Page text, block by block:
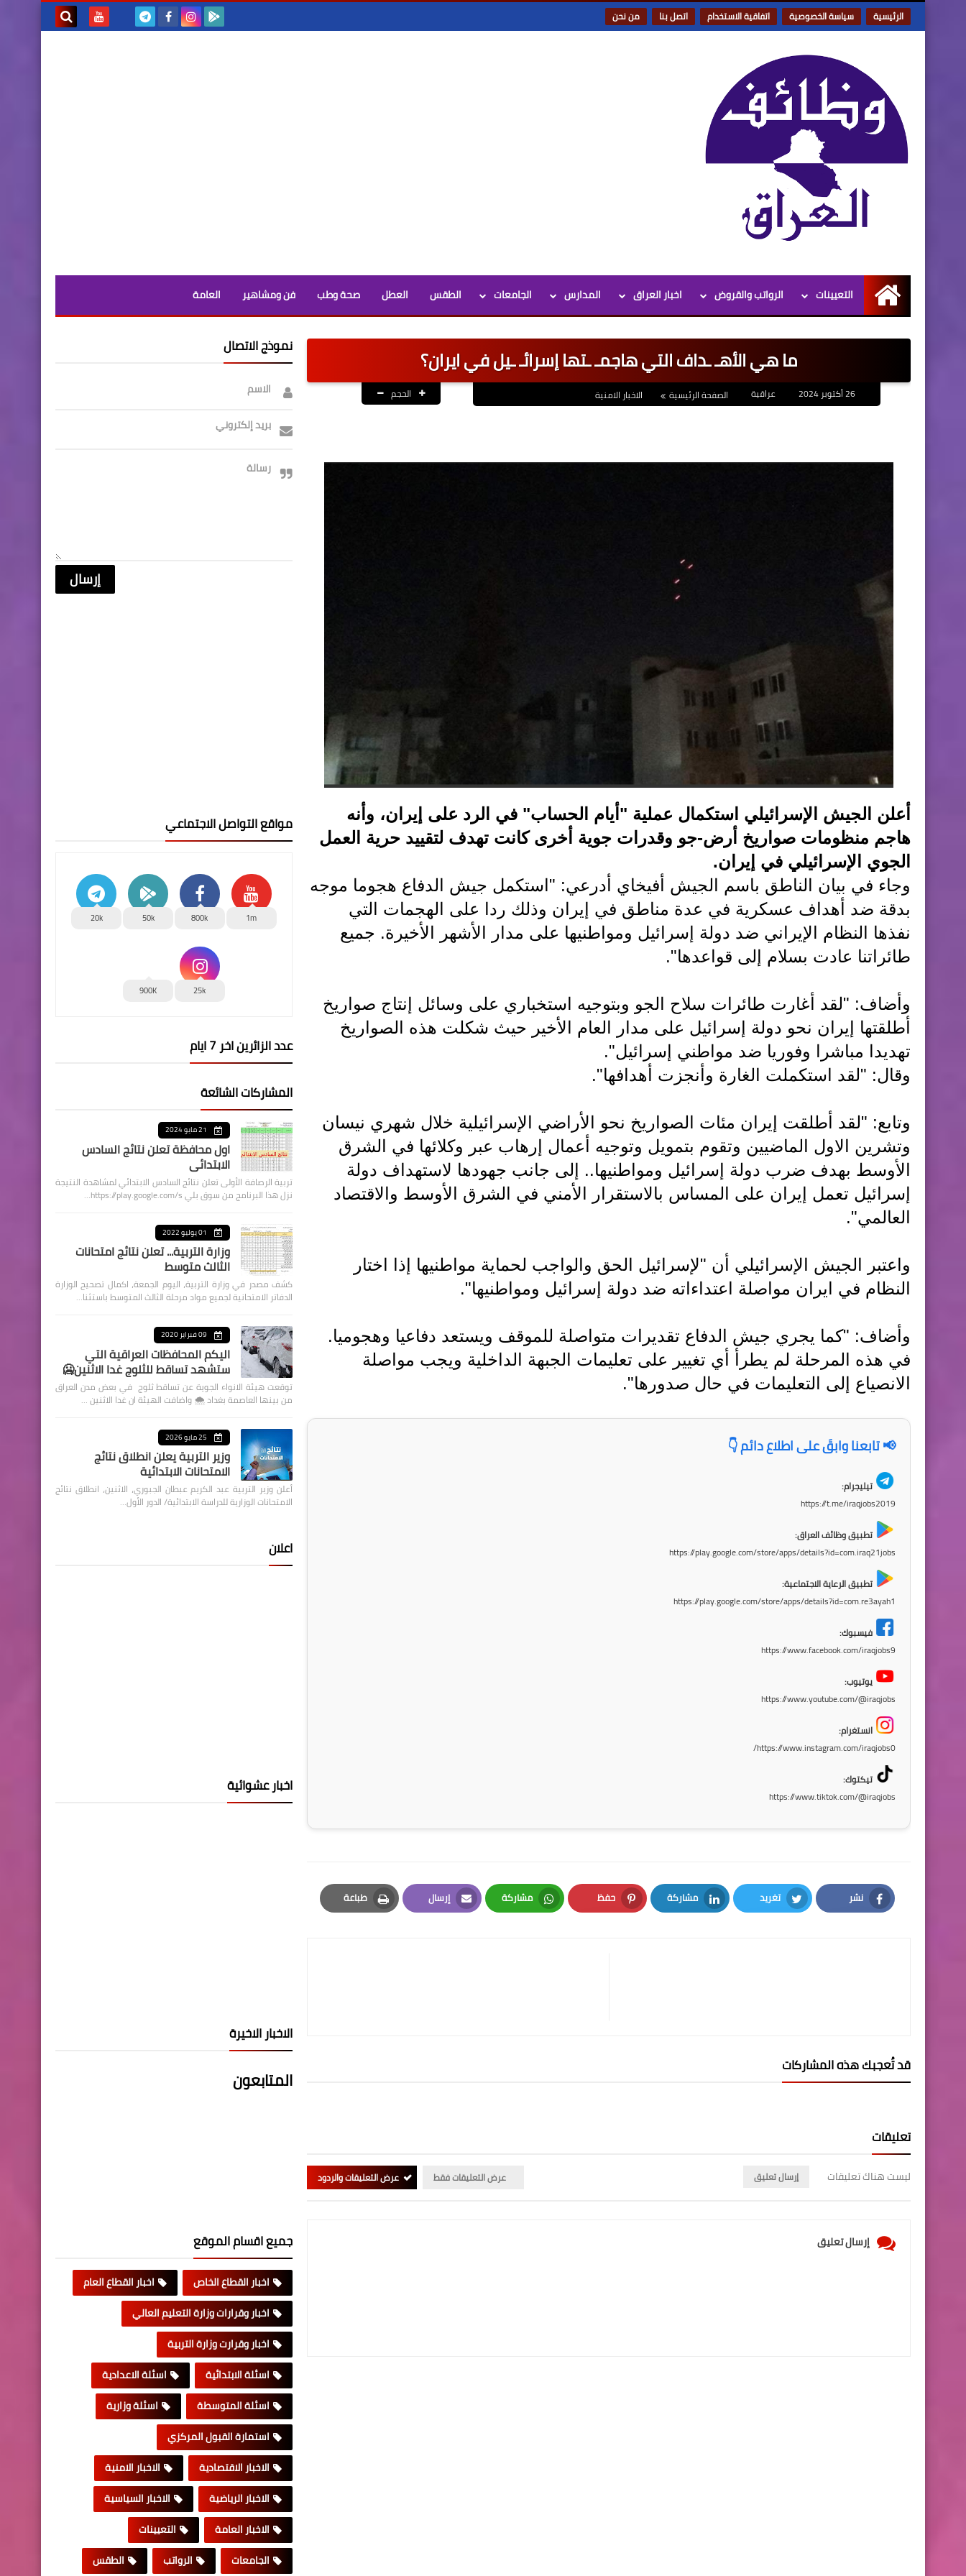
الرئيسية سياسة الخصوصية اتفاقية الاستخدام اتصل بنا من نحن
الرئيسية
التعيينات الرواتب والقروض اخبار العراق المدارس الجامعات الطقس العطل صحة وطب فن ومشاهير العامة
ما هي الأهـ ـداف التي هاجمـ ـتها إسرائـ ـيل في ايران؟
عراقية الصفحة الرئيسية الاخبار الامنية الحجم
أعلن الجيش الإسرائيلي استكمال عملية "أيام الحساب" في الرد على إيران، وأنه
هاجم منظومات صواريخ أرض-جو وقدرات جوية أخرى كانت تهدف لتقييد حرية العمل
الجوي الإسرائيلي في إيران.
وجاء في بيان الناطق باسم الجيش أفيخاي أدرعي: "استكمل جيش الدفاع هجوما موجه
بدقة ضد أهداف عسكرية في عدة مناطق في إيران وذلك ردا على الهجمات التي
نفذها النظام الإيراني ضد دولة إسرائيل ومواطنيها على مدار الأشهر الأخيرة. جميع
طائراتنا عادت بسلام إلى قواعدها".
وأضاف: "‏لقد أغارت طائرات سلاح الجو وبتوجيه استخباري على وسائل إنتاج صواريخ
أطلقتها إيران نحو دولة إسرائيل على مدار العام الأخير حيث شكلت هذه الصواريخ
تهديدا مباشرا وفوريا ضد مواطني إسرائيل".
وقال: "‏لقد استكملت الغارة وأنجزت أهدافها".
وتابع: "‏لقد أطلقت إيران مئات الصواريخ نحو الأراضي الإسرائيلية خلال شهري نيسان
وتشرين الاول الماضيين وتقوم بتمويل وتوجيه أعمال إرهاب عبر وكلائها في الشرق
الأوسط بهدف ضرب دولة إسرائيل ومواطنيها.. إلى جانب جهودها لاستهداف دولة
إسرائيل تعمل إيران على المساس بالاستقرار الأمني في الشرق الأوسط والاقتصاد
العالمي".
واعتبر الجيش الإسرائيلي أن ‏"لإسرائيل الحق والواجب لحماية مواطنيها إذا اختار
النظام في ايران مواصلة اعتداءاته ضد دولة إسرائيل ومواطنيها".
وأضاف: "‏كما يجري جيش الدفاع تقديرات متواصلة للموقف ويستعد دفاعيا وهجوميا.
في هذه المرحلة لم يطرأ أي تغيير على تعليمات الجبهة الداخلية ويجب مواصلة
الانصياع إلى التعليمات في حال صدورها".
📢 تابعنا وابقَ على اطلاع دائم 👇
تيليجرام:
https://t.me/iraqjobs2019
تطبيق وظائف العراق:
https://play.google.com/store/apps/details?id=com.iraq21jobs
تطبيق الرعاية الاجتماعية:
https://play.google.com/store/apps/details?id=com.re3ayah1
فيسبوك:
https://www.facebook.com/iraqjobs9
يوتيوب:
https://www.youtube.com/@iraqjobs
انستغرام:
https://www.instagram.com/iraqjobs0/
تيكتوك:
https://www.tiktok.com/@iraqjobs
نشر
Facebook
تغريد
Twitter
مشاركة
LinkedIn
حفظ
Pinterest
مشاركة
Whatsapp
إرسال
Email
طباعة
Print
قد تُعجبك هذه المشاركات
تعليقات
ليست هناك تعليقات إرسال تعليق عرض التعليقات فقط عرض التعليقات والردود
إرسال تعليق
نموذج الاتصال
الاسم
بريد إلكتروني
رسالة
مواقع التواصل الاجتماعي
1m
800k
50k
20k
25k
900K
عدد الزائرين اخر 7 ايام
المشاركات الشائعة
21 مايو 2024
اول محافظة تعلن نتائج السادس
الابتدائي
تربية الرصافة الأولى تعلن نتائج السادس الابتدائي لمشاهدة النتيجة
نزل هذا البرنامج من سوق بلي https://play.google.com/s…
01 يوليو 2022
وزارة التربية... تعلن نتائج امتحانات
الثالث متوسط
كشف مصدر في وزارة التربية، اليوم الجمعة، اكمال تصحيح الوزارة
الدفاتر الامتحانية لجميع مواد مرحلة الثالث المتوسط باستثنا…
09 فبراير 2020
اليكم المحافظات العراقية التي
ستشهد تساقط للثلوج غدا الاثنين🥶
توقعت هيئة الانواء الجوية عن تساقط ثلوج في بعض مدن العراق
من بينها العاصمة بغداد ⁦🌨️⁩ واضافت الهيئة ان غدا الاثنين …
25 مايو 2026
وزير التربية يعلن انطلاق نتائج
الامتحانات الابتدائية
أعلن وزير التربية عبد الكريم عبطان الجبوري، الاثنين، انطلاق نتائج
الامتحانات الوزارية للدراسة الابتدائية/ الدور الأول…
اعلان
اخبار عشوائية
الاخبار الاخيرة
المتابعون
جميع اقسام الموقع
اخبار القطاع الخاص
اخبار القطاع العام
اخبار وقرارات وزارة التعليم العالي
اخبار وقرارت وزارة التربية
اسئلة الابتدائية
اسئلة الاعدادية
اسئلة المتوسطة
اسئلة وزارية
استمارة القبول المركزي
الاخبار الاقتصادية
الاخبار الامنية
الاخبار الرياضية
الاخبار السياسية
الاخبار العامة
التعيينات
الجامعات
الرواتب الطقس